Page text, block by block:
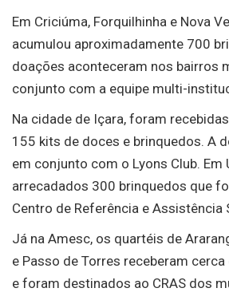
Em Criciúma, Forquilhinha e Nova
acumulou aproximadamente 700
doações aconteceram nos bairros
conjunto com a equipe multi-
Na cidade de Içara, foram
155 kits de doces e brinquedos. A
em conjunto com o Lyons Club. Em
arrecadados 300 brinquedos que
Centro de Referência e Assistência
Já na Amesc, os quartéis de
e Passo de Torres receberam
e foram destinados ao CRAS dos